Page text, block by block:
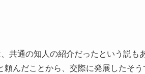
共通の知人の紹介だったという説も
んだことから、交際に発展したそ